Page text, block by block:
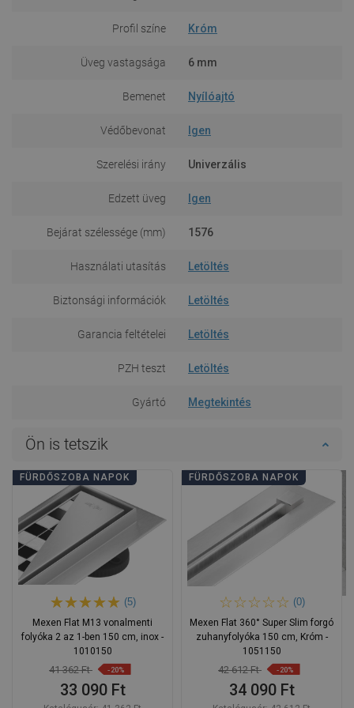
Profil színe Króm
Üveg vastagsága 6 mm
Bemenet Nyílóajtó
Védőbevonat Igen
Szerelési irány Univerzális
Edzett üveg Igen
Bejárat szélessége (mm) 1576
Használati utasítás Letöltés
Biztonsági információk Letöltés
Garancia feltételei Letöltés
PZH teszt Letöltés
Gyártó Megtekintés
Ön is tetszik
FÜRDŐSZOBA NAPOK
(5)
Mexen Flat M13 vonalmenti
folyóka 2 az 1-ben 150 cm, inox -
1010150
41 362 Ft -20%
33 090 Ft
FÜRDŐSZOBA NAPOK
(0)
Mexen Flat 360° Super Slim forgó
zuhanyfolyóka 150 cm, Króm -
1051150
42 612 Ft -20%
34 090 Ft